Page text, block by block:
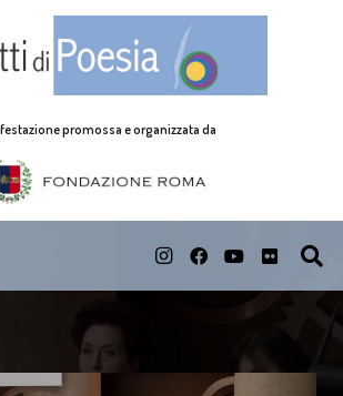
promossa e organizzata da